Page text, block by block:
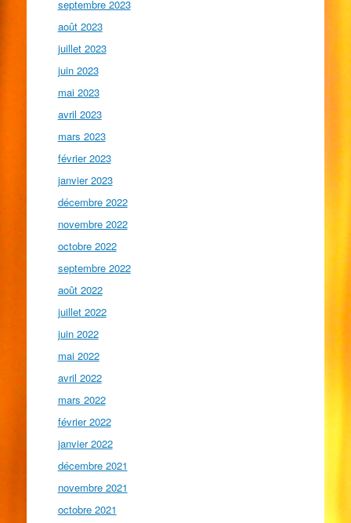
septembre 2023
août 2023
juillet 2023
juin 2023
mai 2023
avril 2023
mars 2023
février 2023
janvier 2023
décembre 2022
novembre 2022
octobre 2022
septembre 2022
août 2022
juillet 2022
juin 2022
mai 2022
avril 2022
mars 2022
février 2022
janvier 2022
décembre 2021
novembre 2021
octobre 2021